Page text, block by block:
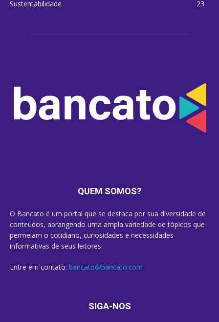
Sustentabilidade
23
QUEM SOMOS?
O Bancato é um portal que se destaca por sua diversidade de
conteúdos, abrangendo uma ampla variedade de tópicos que
permeiam o cotidiano, curiosidades e necessidades
informativas de seus leitores.
Entre em contato: bancato@bancato.com
SIGA-NOS